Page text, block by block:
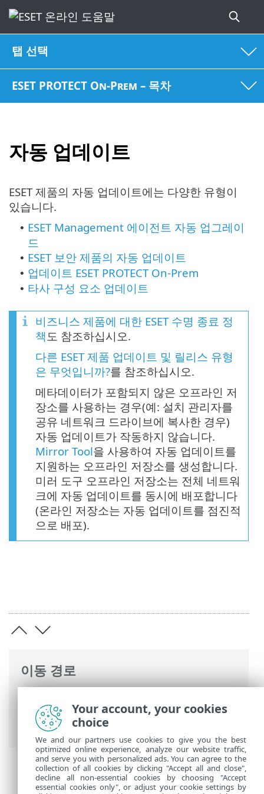
탭 선택
ESET PROTECT On-Prem – 목차
자동 업데이트
이동 경로
Prem>ESET PROTECT On-Prem 사용> 자
동 업데이트
ESET 제품의 자동 업데이트에는 다양한 유형이
있습니다.
• ESET Management 에이전트 자동 업그레이
드
• ESET 보안 제품의 자동 업데이트
• 업데이트 ESET PROTECT On-Prem
• 타사 구성 요소 업데이트
비즈니스 제품에 대한 ESET 수명 종료 정
책 도 참조하십시오.
다른 ESET 제품 업데이트 및 릴리스 유형
은 무엇입니까?를 참조하십시오.
메타데이터가 포함되지 않은 오프라인 저
장소를 사용하는 경우(예: 설치 관리자를
공유 네트워크 드라이브에 복사한 경우)
자동 업데이트가 작동하지 않습니다.
Mirror Tool을 사용하여 자동 업데이트를
지원하는 오프라인 저장소를 생성합니다.
미러 도구 오프라인 저장소는 전체 네트워
크에 자동 업데이트를 동시에 배포합니다
(온라인 저장소는 자동 업데이트를 점진적
으로 배포).
Your account, your cookies
choice
We and our partners use cookies to give you the best
optimized online experience, analyze our website traffic,
and serve you with personalized ads. You can agree to the
collection of all cookies by clicking "Accept all and close",
decline all non-essential cookies by choosing "Accept
essential cookies only", or adjust your cookie settings by